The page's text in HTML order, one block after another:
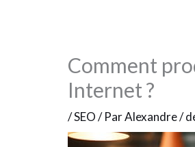
Comment
Internet ?
/SEO/ ParAlexandre/